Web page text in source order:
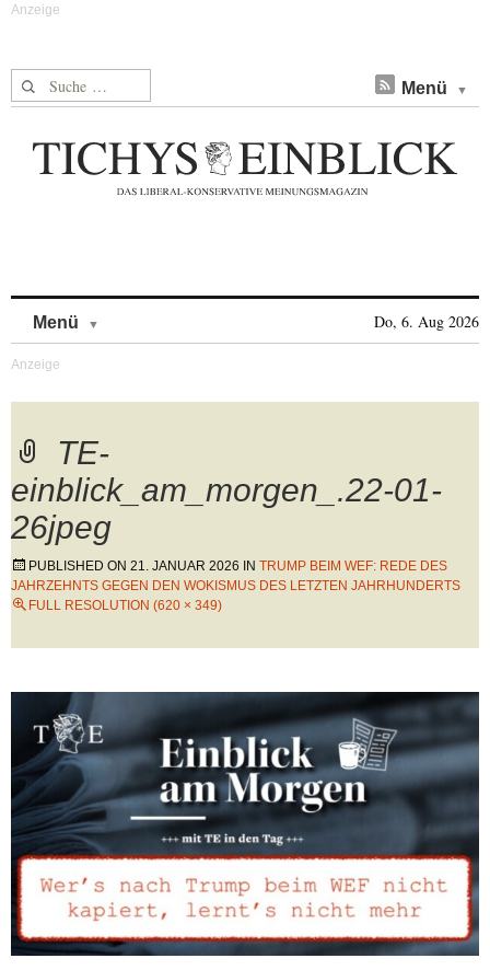
Suche nach: Menü
Menü Do, 6. Aug 2026
TE-
einblick_am_morgen_.22-01-
26jpeg
PUBLISHED ON 21. JANUAR 2026 IN TRUMP BEIM WEF: REDE DES
JAHRZEHNTS GEGEN DEN WOKISMUS DES LETZTEN JAHRHUNDERTS
FULL RESOLUTION (620 × 349)